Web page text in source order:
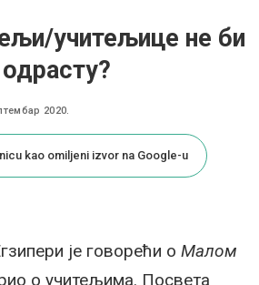
учитељице не би
2020.
kao omiljeni izvor na Google-u
је говорећи о Малом
о учитељима. Посвета